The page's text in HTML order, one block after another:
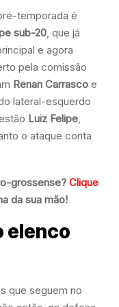
temporada é
sub-20, que já
e agora
pela comissão
Renan Carrasco e
lateral-esquerdo
Luiz Felipe,
o ataque conta
grossense? Clique
da sua mão!
elenco
que seguem no